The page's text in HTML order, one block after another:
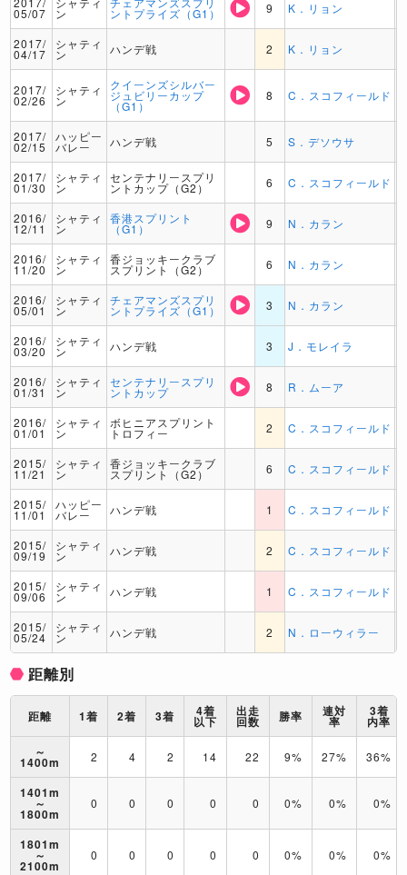
05/07 ン ントプライズ（G1） 9 K．リョン
2017/
04/17
シャティ
ン ハンデ戦 2 K．リョン
2017/
02/26
シャティ
ン
クイーンズシルバー
ジュビリーカップ
（G1）
8 C．スコフィールド
2017/
02/15
ハッピー
バレー ハンデ戦 5 S．デソウサ
2017/
01/30
シャティ
ン
センテナリースプリ
ントカップ（G2） 6 C．スコフィールド
2016/
12/11
シャティ
ン
香港スプリント
（G1） 9 N．カラン
2016/
11/20
シャティ
ン
香ジョッキークラブ
スプリント（G2） 6 N．カラン
2016/
05/01
シャティ
ン
チェアマンズスプリ
ントプライズ（G1） 3 N．カラン
2016/
03/20
シャティ
ン ハンデ戦 3 J．モレイラ
2016/
01/31
シャティ
ン
センテナリースプリ
ントカップ 8 R．ムーア
2016/
01/01
シャティ
ン
ボヒニアスプリント
トロフィー 2 C．スコフィールド
2015/
11/21
シャティ
ン
香ジョッキークラブ
スプリント（G2） 6 C．スコフィールド
2015/
11/01
ハッピー
バレー ハンデ戦 1 C．スコフィールド
2015/
09/19
シャティ
ン ハンデ戦 2 C．スコフィールド
2015/
09/06
シャティ
ン ハンデ戦 1 C．スコフィールド
2015/
05/24
シャティ
ン ハンデ戦 2 N．ローウィラー
距離別
距離 1着 2着 3着 4着
以下
出走
回数 勝率 連対
率
3着
内率
～
1400m 2 4 2 14 22 9% 27% 36%
1401m
～
1800m
0 0 0 0 0 0% 0% 0%
1801m
～
2100m
0 0 0 0 0 0% 0% 0%